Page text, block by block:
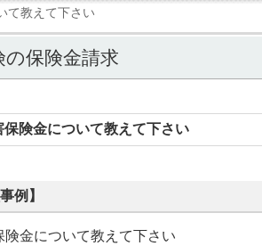
て教えて下さい
の保険金請求
保険金について教えて下さい
例】
険金について教えて下さい